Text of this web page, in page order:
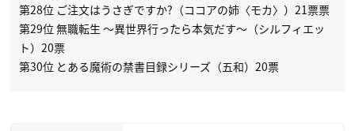
第28位 ご注文はうさぎですか?（ココアの姉〈モカ〉）21票票
第29位 無職転生 〜異世界行ったら本気だす〜（シルフィエッ
ト）20票
第30位 とある魔術の禁書目録シリーズ（五和）20票